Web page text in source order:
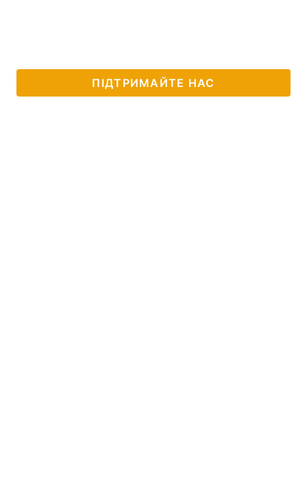
ПІДТРИМАЙТЕ НАС